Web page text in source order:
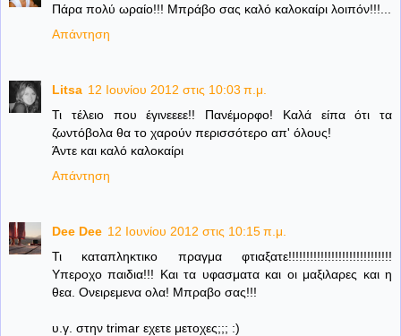
Πάρα πολύ ωραίο!!! Μπράβο σας καλό καλοκαίρι λοιπόν!!!...
Απάντηση
Litsa 12 Ιουνίου 2012 στις 10:03 π.μ.
Τι τέλειο που έγινεεεε!! Πανέμορφο! Καλά είπα ότι τα
ζωντόβολα θα το χαρούν περισσότερο απ' όλους!
Άντε και καλό καλοκαίρι
Απάντηση
Dee Dee 12 Ιουνίου 2012 στις 10:15 π.μ.
Τι καταπληκτικο πραγμα φτιαξατε!!!!!!!!!!!!!!!!!!!!!!!!!!!!!
Υπεροχο παιδια!!! Και τα υφασματα και οι μαξιλαρες και η
θεα. Ονειρεμενα ολα! Μπραβο σας!!!
υ.γ. στην trimar εχετε μετοχες;;; :)